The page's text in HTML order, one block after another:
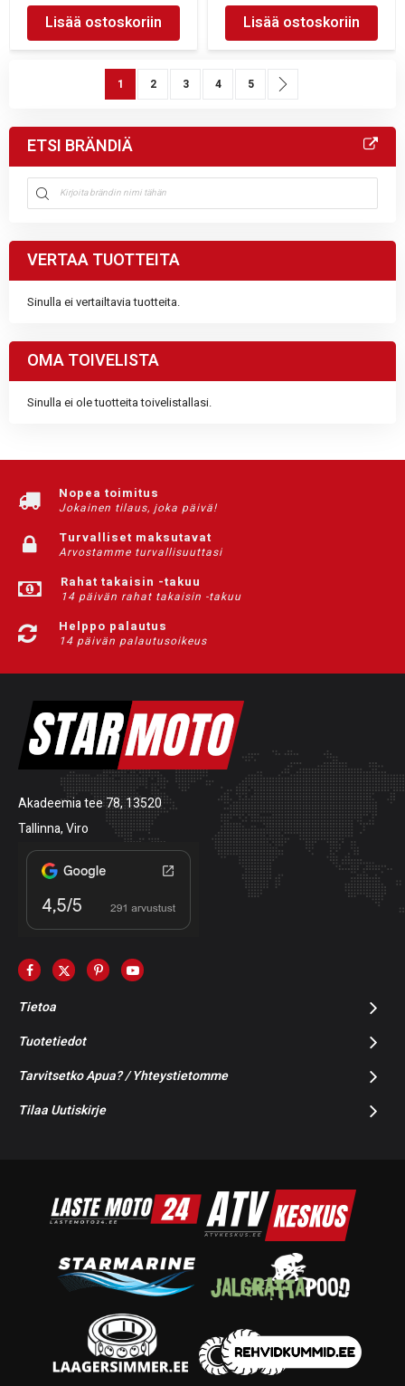
Lisää ostoskoriin Lisää ostoskoriin
SivuYou're currently reading page
1 Sivu
2 Sivu
3 Sivu
4 Sivu
5
ETSI BRÄNDIÄ
VERTAA TUOTTEITA
Sinulla ei vertailtavia tuotteita.
OMA TOIVELISTA
Sinulla ei ole tuotteita toivelistallasi.
Nopea toimitus
Jokainen tilaus, joka päivä!
Turvalliset maksutavat
Arvostamme turvallisuuttasi
Rahat takaisin -takuu
14 päivän rahat takaisin -takuu
Helppo palautus
14 päivän palautusoikeus
Akadeemia tee 78, 13520
Tallinna, Viro
Tietoa
Tuotetiedot
Tarvitsetko Apua? / Yhteystietomme
Tilaa Uutiskirje